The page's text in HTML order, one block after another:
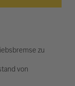
zu
von